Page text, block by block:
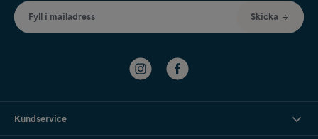
Fyll i mailadress Skicka
Kundservice